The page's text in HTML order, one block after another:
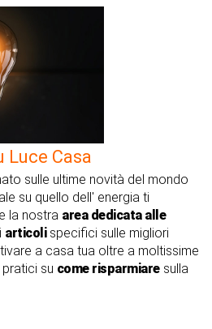
Luce Casa
sulle ultime novità del mondo
su quello dell' energia ti
la nostra area dedicata alle
articolispecifici sulle migliori
a casa tua oltre a moltissime
su come risparmiaresulla